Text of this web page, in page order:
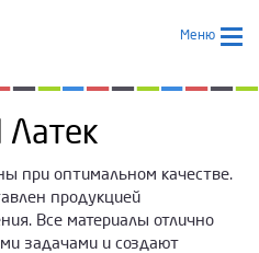
Меню
при оптимальном качестве.
продукцией
Все материалы отлично
задачами и создают